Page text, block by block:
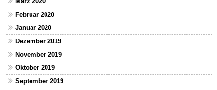
Februar 2020
Januar 2020
Dezember 2019
November 2019
Oktober 2019
September 2019